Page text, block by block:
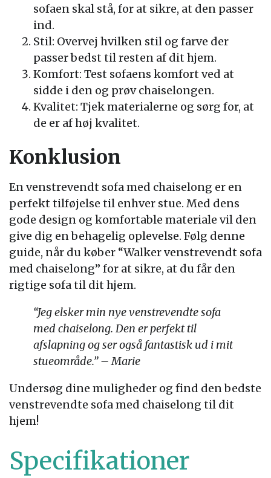
sofaen skal stå, for at sikre, at den passer
ind.
Stil: Overvej hvilken stil og farve der
passer bedst til resten af dit hjem.
Komfort: Test sofaens komfort ved at
sidde i den og prøv chaiselongen.
Kvalitet: Tjek materialerne og sørg for, at
de er af høj kvalitet.
Konklusion
En venstrevendt sofa med chaiselong er en
perfekt tilføjelse til enhver stue. Med dens
gode design og komfortable materiale vil den
give dig en behagelig oplevelse. Følg denne
guide, når du køber “Walker venstrevendt sofa
med chaiselong” for at sikre, at du får den
rigtige sofa til dit hjem.
“Jeg elsker min nye venstrevendte sofa
med chaiselong. Den er perfekt til
afslapning og ser også fantastisk ud i mit
stueområde.” – Marie
Undersøg dine muligheder og find den bedste
venstrevendte sofa med chaiselong til dit
hjem!
Specifikationer